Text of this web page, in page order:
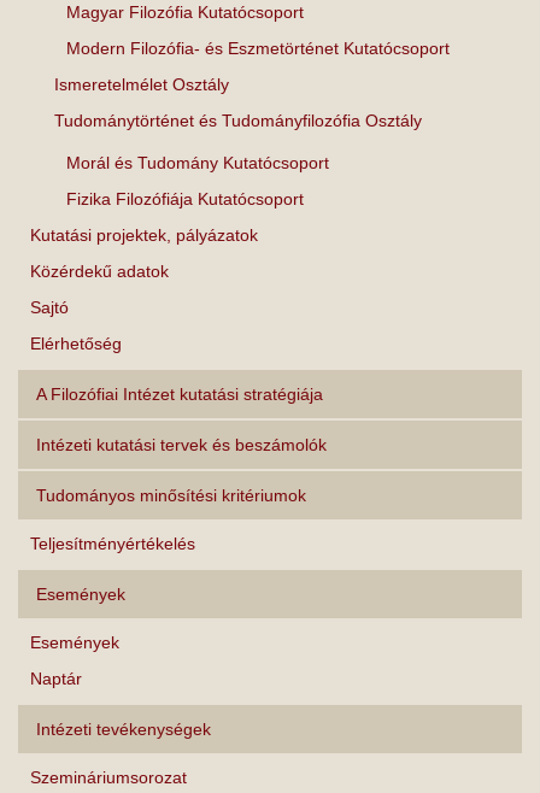
Magyar Filozófia Kutatócsoport
Modern Filozófia- és Eszmetörténet Kutatócsoport
Ismeretelmélet Osztály
Tudománytörténet és Tudományfilozófia Osztály
Morál és Tudomány Kutatócsoport
Fizika Filozófiája Kutatócsoport
Kutatási projektek, pályázatok
Közérdekű adatok
Sajtó
Elérhetőség
A Filozófiai Intézet kutatási stratégiája
Intézeti kutatási tervek és beszámolók
Tudományos minősítési kritériumok
Teljesítményértékelés
Események
Események
Naptár
Intézeti tevékenységek
Szemináriumsorozat